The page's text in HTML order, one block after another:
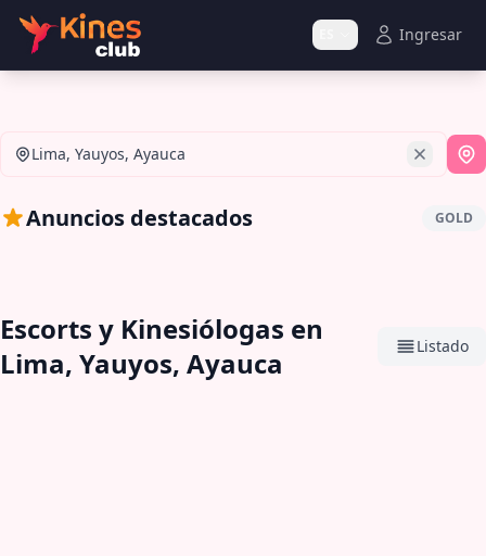
Ingresar
Lima, Yauyos, Ayauca
Anuncios destacados GOLD
Escorts y Kinesiólogas en
Lima, Yauyos, Ayauca
Listado